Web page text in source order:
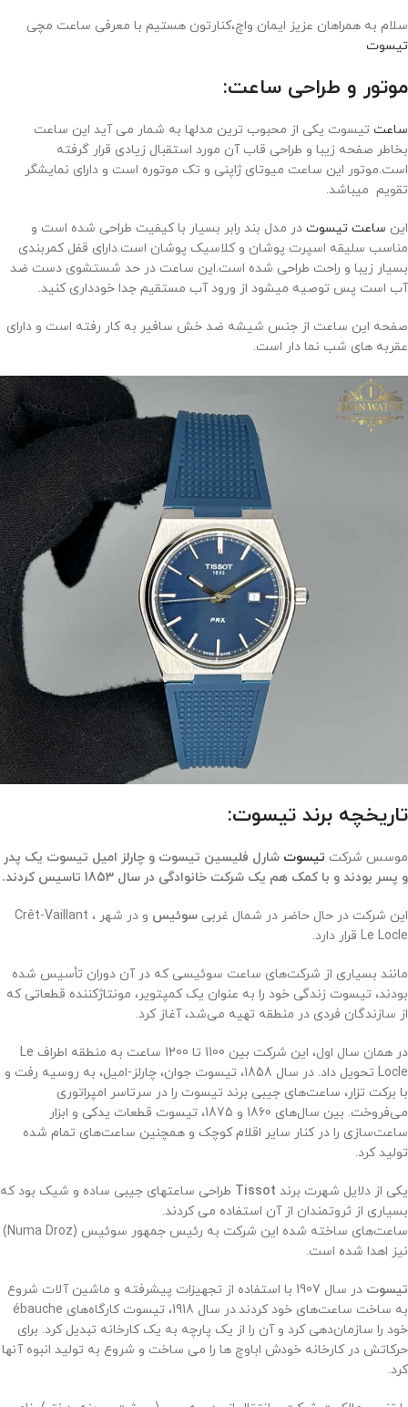
سلام به همراهان عزیز ایمان واچ،کنارتون هستیم با معرفی ساعت مچی
تیسوت
موتور و طراحی ساعت:
ساعت تیسوت یکی از محبوب ترین مدلها به شمار می آید این ساعت
بخاطر صفحه زیبا و طراحی قاب آن مورد استقبال زیادی قرار گرفته
است.موتور این ساعت میوتای ژاپنی و تک موتوره است و دارای نمایشگر
تقویم میباشد.
این ساعت تیسوت در مدل بند رابر بسیار با کیفیت طراحی شده است و
مناسب سلیقه اسپرت پوشان و کلاسیک پوشان است.دارای قفل کمربندی
بسیار زیبا و راحت طراحی شده است.این ساعت در حد شستشوی دست ضد
آب است پس توصیه میشود از ورود آب مستقیم جدا خودداری کنید.
صفحه این ساعت از جنس شیشه ضد خش سافیر به کار رفته است و دارای
عقربه های شب نما دار است.
تاریخچه برند تیسوت:
موسس شرکت تیسوت شارل فلیسین تیسوت و چارلز امیل تیسوت یک پدر
و پسر بودند و با کمک هم یک شرکت خانوادگی در سال 1853 تاسیس کردند.
این شرکت در حال حاضر در شمال غربی سوئیس
و در شهر Crêt-Vaillant ،
Le Locle قرار دارد.
مانند بسیاری از شرکت‌های ساعت سوئیسی که در آن دوران تأسیس شده
بودند، تیسوت زندگی خود را به عنوان یک کمپتویر، مونتاژکننده قطعاتی که
از سازندگان فردی در منطقه تهیه می‌شد، آغاز کرد.
در همان سال اول، این شرکت بین 1100 تا 1200 ساعت به منطقه اطراف Le
Locle تحویل داد. در سال 1858، تیسوت جوان، چارلز-امیل، به روسیه رفت و
با برکت تزار، ساعت‌های جیبی برند تیسوت را در سرتاسر امپراتوری
می‌فروخت. بین سال‌های 1860 و 1875، تیسوت قطعات یدکی و ابزار
ساعت‌سازی را در کنار سایر اقلام کوچک و همچنین ساعت‌های تمام شده
تولید کرد.
یکی از دلایل شهرت برند Tissot طراحی ساعتهای جیبی ساده و شیک بود که
بسیاری از ثروتمندان از آن استفاده می کردند.
ساعت‌های ساخته شده این شرکت به رئیس جمهور سوئیس (Numa Droz)
نیز اهدا شده است.
تیسوت
در سال 1907 با استفاده از تجهیزات پیشرفته و ماشین آلات شروع
به ساخت ساعت‌های خود کردند.
در سال 1918، تیسوت کارگاه‌های ébauche
خود را سازمان‌دهی کرد و آن را از یک پارچه به یک کارخانه تبدیل کرد. برای
حرکاتش در کارخانه خودش اباوچ ها را می ساخت و شروع به تولید انبوه آنها
کرد.